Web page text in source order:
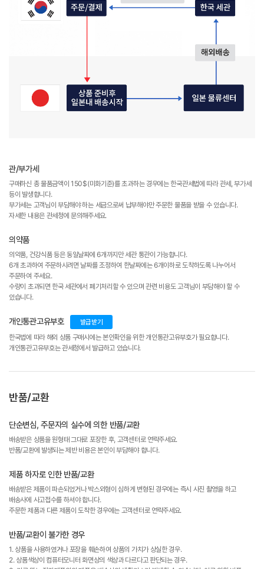
관/부가세
구매하신 총 물품금액이 150$(미화기준)를 초과하는 경우에는 한국관세법에 따라 관세, 부가세
등이 발생합니다.
부가세는 고객님이 부담해야 하는 세금으로써 납부해야만 주문한 물품을 받을 수 있습니다.
자세한 내용은 관세청에 문의해주세요.
의약품
의약품, 건강식품 등은 동일날짜에 6개까지만 세관 통관이 가능합니다.
6개 초과하여 주문하시려면 날짜를 조정하여 한날짜에는 6개이하로 도착하도록 나누어서
주문하여 주세요.
수량이 초과되면 한국 세관에서 폐기처리할 수 있으며 관련 비용도 고객님이 부담해야 할 수
있습니다.
개인통관고유부호 발급받기
한국법에 따라 해외 상품 구매시에는 본인확인을 위한 개인통관고유부호가 필요합니다.
개인통관고유부호는 관세청에서 발급하고 있습니다.
반품/교환
단순변심, 주문자의 실수에 의한 반품/교환
배송받은 상품을 원형태 그대로 포장한 후, 고객센터로 연락주세요.
반품/교환에 발생되는 제반 비용은 본인이 부담해야 합니다.
제품 하자로 인한 반품/교환
배송받은 제품이 파손되었거나 박스외형이 심하게 변형된 경우에는 즉시 사진 촬영을 하고
배송사에 사고접수를 하셔야 합니다.
주문한 제품과 다른 제품이 도착한 경우에는 고객센터로 연락주세요.
반품/교환이 불가한 경우
1. 상품을 사용하였거나 포장을 훼손하여 상품의 가치가 상실한 경우.
2. 상품색상이 컴퓨터모니터 화면상의 색상과 다르다고 판단되는 경우.